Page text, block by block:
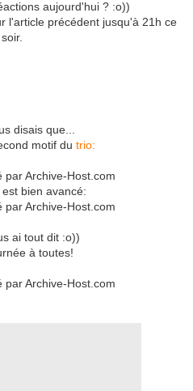
aujourd'hui ? :o))
l'article précédent jusqu'à 21h ce
soir.
disais que...
motif du trio:
bien avancé:
ai tout dit :o))
à toutes!